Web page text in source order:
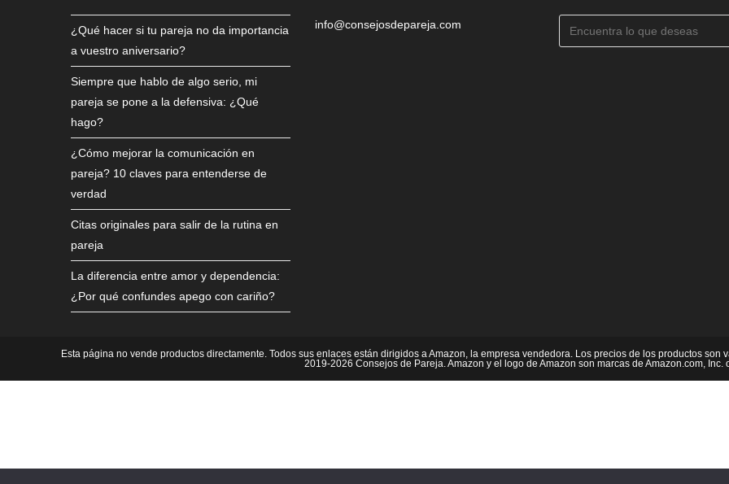
¿Qué hacer si tu pareja no da importancia
a vuestro aniversario?
Siempre que hablo de algo serio, mi
pareja se pone a la defensiva: ¿Qué
hago?
¿Cómo mejorar la comunicación en
pareja? 10 claves para entenderse de
verdad
Citas originales para salir de la rutina en
pareja
La diferencia entre amor y dependencia:
¿Por qué confundes apego con cariño?
info@consejosdepareja.com
Esta página no vende productos directamente. Todos sus enlaces están dirigidos a Amazon, la empresa vendedora. Los precios de los productos
2019-2026 Consejos de Pareja. Amazon y el logo de Amazon son marcas de Amazon.com, Inc.